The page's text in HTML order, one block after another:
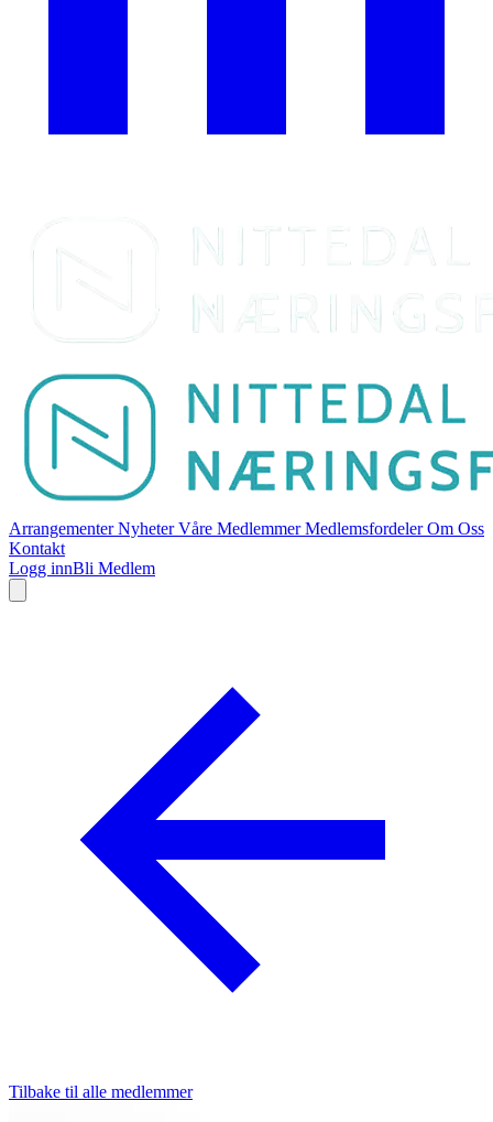
ArrangementerNyheterVåre MedlemmerMedlemsfordelerOm Oss
Kontakt
Logg innBli Medlem
Tilbake til alle medlemmer